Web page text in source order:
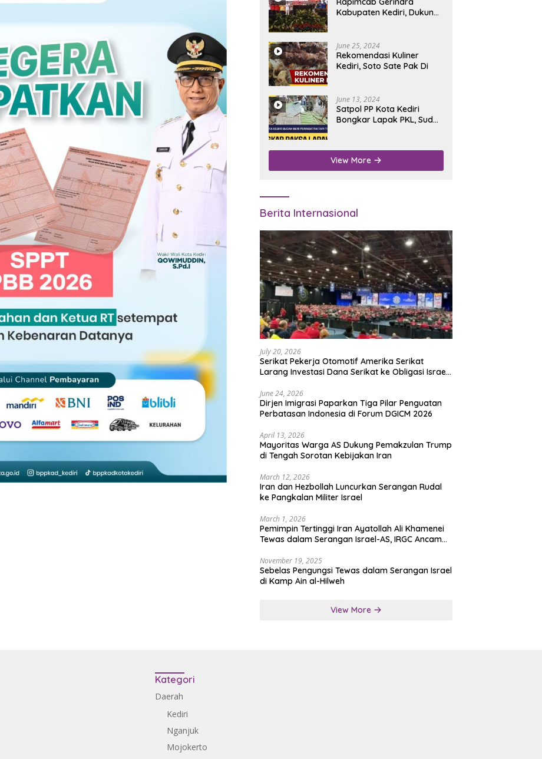
Kabupaten Kediri, Dukung
June 25, 2024
Rekomendasi Kuliner
Kediri, Soto Sate Pak Di
June 13, 2024
Satpol PP Kota Kediri
Bongkar Lapak PKL, Sudah
View More
Berita Internasional
July 20, 2026
Serikat Pekerja Otomotif Amerika Serikat
Larang Investasi Dana Serikat ke Obligasi Israel,
June 24, 2026
Dirjen Imigrasi Paparkan Tiga Pilar Penguatan
Perbatasan Indonesia di Forum DGICM 2026
April 13, 2026
Mayoritas Warga AS Dukung Pemakzulan Trump
di Tengah Sorotan Kebijakan Iran
March 12, 2026
Iran dan Hezbollah Luncurkan Serangan Rudal
ke Pangkalan Militer Israel
March 1, 2026
Pemimpin Tertinggi Iran Ayatollah Ali Khamenei
Tewas dalam Serangan Israel-AS, IRGC Ancam
November 19, 2025
Sebelas Pengungsi Tewas dalam Serangan Israel
di Kamp Ain al-Hilweh
View More
Kategori
Daerah
Kediri
Nganjuk
Mojokerto